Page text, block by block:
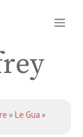
» Le Gua »